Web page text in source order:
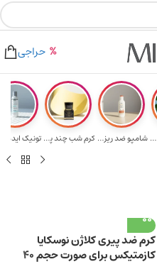
۲٪ تخفیف روی سبد خرید برای روش کارت به کارت
حراجی
رول-ژل فیلر و م... شامپو ضد ریزش و... کرم شب چند پپتی... تونیک ایده
کرم ضد پیری کلاژن نوسکایا
کازمتیکس برای صورت حجم 40